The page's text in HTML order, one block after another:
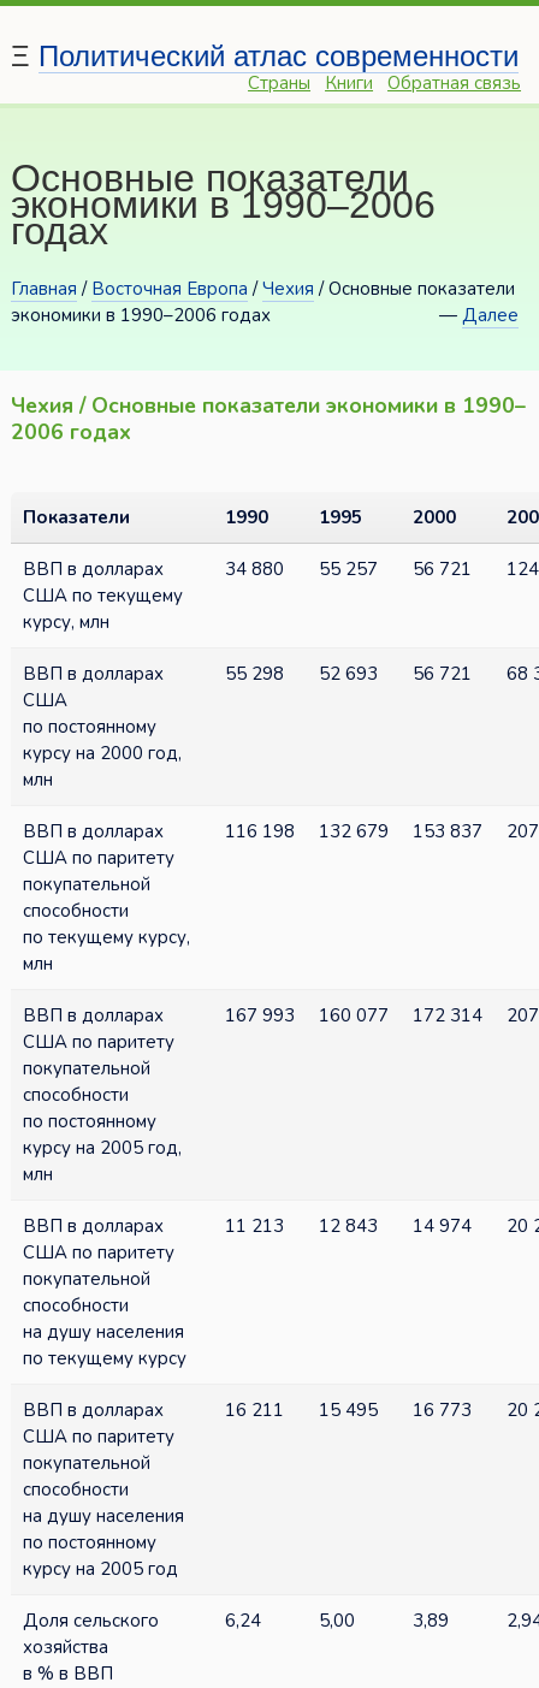
Ξ Политический атлас современности
Страны Книги Обратная связь
Основные показатели
экономики в 1990–2006
годах
Главная / Восточная Европа /Чехия / Основные показатели
экономики в 1990–2006 годах
—Далее
Чехия / Основные показатели экономики в 1990–
2006 годах
Показатели 1990 1995 2000
ВВП в долларах
США по текущему
курсу, млн
34 880 55 257 56 721
ВВП в долларах
США
по постоянному
курсу на 2000 год,
млн
55 298 52 693 56 721 68
ВВП в долларах
США по паритету
покупательной
способности
по текущему курсу,
млн
116 198 132 679 153 837
ВВП в долларах
США по паритету
покупательной
способности
по постоянному
курсу на 2005 год,
млн
167 993 160 077 172 314
ВВП в долларах
США по паритету
покупательной
способности
на душу населения
по текущему курсу
11 213 12 843 14 974 20
ВВП в долларах
США по паритету
покупательной
способности
на душу населения
по постоянному
курсу на 2005 год
16 211 15 495 16 773 20
Доля сельского
хозяйства
в % в ВВП
6,24 5,00 3,89